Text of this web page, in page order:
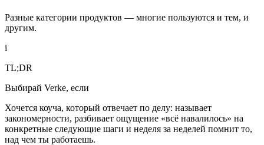
Разные категории продуктов — многие пользуются и тем, и
другим.
i
TL;DR
Выбирай Verke, если
Хочется коуча, который отвечает по делу: называет
закономерности, разбивает ощущение «всё навалилось» на
конкретные следующие шаги и неделя за неделей помнит то,
над чем ты работаешь.